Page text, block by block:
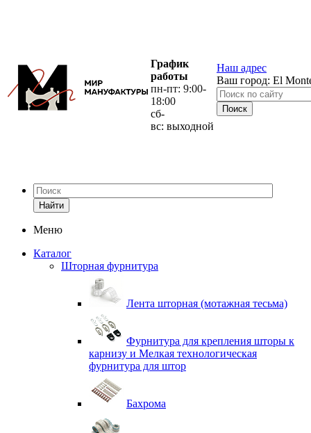
График
работы
пн-пт: 9:00-
18:00
сб-
вс: выходной
Наш адрес
Ваш город: El
Найти
Меню
Каталог
Шторная фурнитура
Лента шторная (мотажная тесьма)
Фурнитура для крепления шторы к
карнизу и Мелкая технологическая
фурнитура для штор
Бахрома